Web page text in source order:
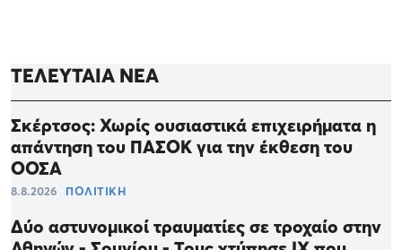
ΤΕΛΕΥΤΑΙΑ ΝΕΑ
Σκέρτσος: Χωρίς ουσιαστικά επιχειρήματα η
απάντηση του ΠΑΣΟΚ για την έκθεση του
ΟΟΣΑ
8.8.2026 ΠΟΛΙΤΙΚΗ
Δύο αστυνομικοί τραυματίες σε τροχαίο στην